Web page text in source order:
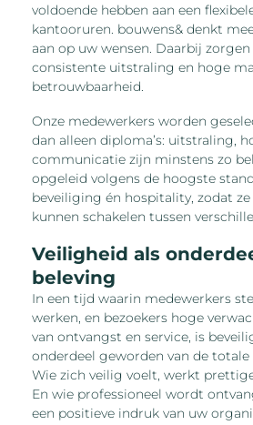
voldoende hebben aan een
kantooruren. bouwens& denkt
aan op uw wensen. Daarbij
consistente uitstraling en hoge
betrouwbaarheid.
Onze medewerkers worden
dan alleen diploma’s: uitstraling,
communicatie zijn minstens zo
opgeleid volgens de hoogste
beveiliging én hospitality, zodat
kunnen schakelen tussen
Veiligheid als
beleving
In een tijd waarin medewerkers
werken, en bezoekers hoge
van ontvangst en service, is
onderdeel geworden van de
Wie zich veilig voelt, werkt
En wie professioneel wordt
een positieve indruk van uw